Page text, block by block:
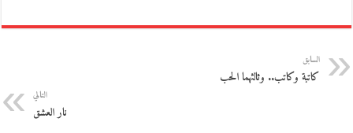
السابق
كاتبة وكاتب.. وثالثهما الحب
التالي
نار العشق